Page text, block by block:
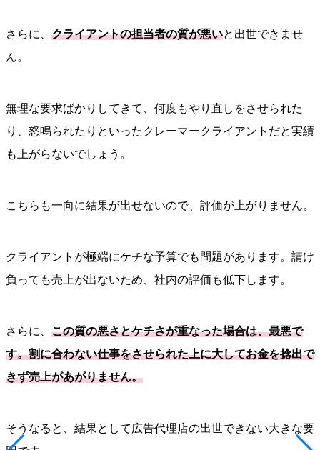
さらに、 クライアントの担当者の質が悪いと出世できませ
ん。
無理な要求ばかりしてきて、何度もやり直しをさせられた
り、怒鳴られたりといったクレーマークライアントだと実績
も上がらないでしょう。
こちらも一向に結果が出せないので、評価が上がりません。
クライアントが極端にケチな予算でも問題があります。請け
負っても売上が出ないため、社内の評価も低下します。
さらに、 この質の悪さとケチさが重なった場合は、最悪で
す。割に合わない仕事をさせられた上に大してお金を捻出で
きず売上があがりません。
そうなると、結果として広告代理店の出世できない大きな要